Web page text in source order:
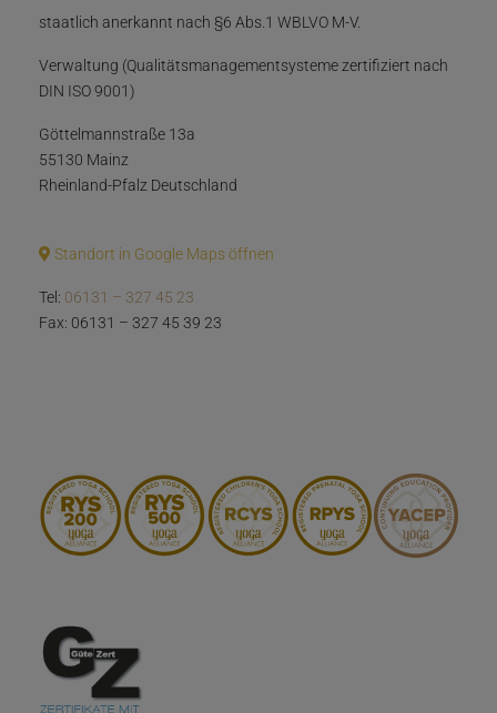
staatlich anerkannt nach §6 Abs.1 WBLVO M-V.
Verwaltung (Qualitätsmanagementsysteme zertifiziert nach
DIN ISO 9001)
Göttelmannstraße 13a
55130 Mainz
Rheinland-Pfalz Deutschland
Standort in Google Maps öffnen
Tel: 06131 – 327 45 23
Fax: 06131 – 327 45 39 23